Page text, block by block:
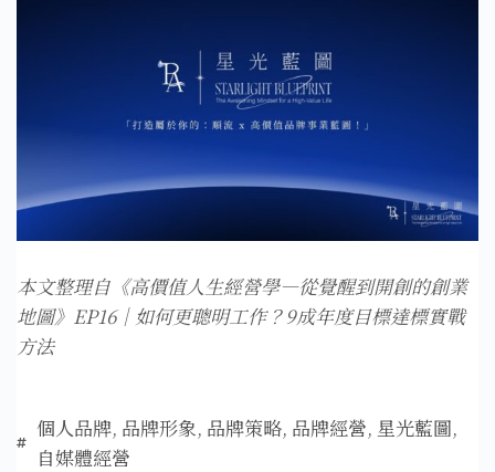
本文整理自《高價值人生經營學—從覺醒到開創的創業
地圖》EP16｜如何更聰明工作？9成年度目標達標實戰
方法
個人品牌, 品牌形象, 品牌策略, 品牌經營, 星光藍圖,
自媒體經營